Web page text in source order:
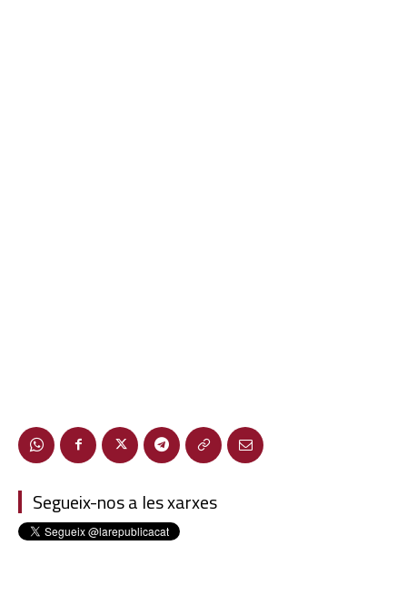
Segueix-nos a les xarxes